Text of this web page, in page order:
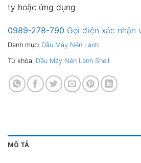
ty hoặc ứng dụng
0989-278-790 Gọi điện xác nhận
Danh mục: Dầu Máy Nén Lạnh
Từ khóa: Dầu Máy Nén Lạnh Shell
MÔ TẢ